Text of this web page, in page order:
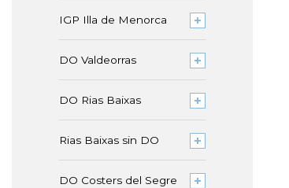
IGP Illa de Menorca
DO Valdeorras
DO Rias Baixas
Rias Baixas sin DO
DO Costers del Segre